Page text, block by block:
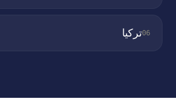
06تركيا